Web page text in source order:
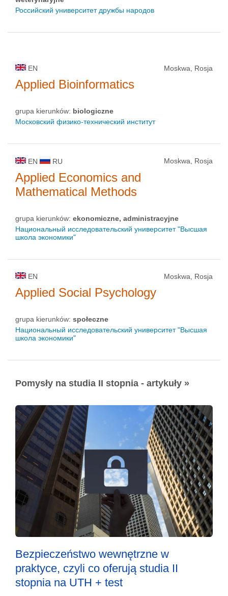
Российский университет дружбы народов
EN Moskwa, Rosja
Applied Bioinformatics
grupa kierunków: biologiczne
Московский физико-технический институт
EN RU Moskwa, Rosja
Applied Economics and
Mathematical Methods
grupa kierunków: ekonomiczne, administracyjne
Национальный исследовательский университет "Высшая
школа экономики"
EN Moskwa, Rosja
Applied Social Psychology
grupa kierunków: społeczne
Национальный исследовательский университет "Высшая
школа экономики"
Pomysły na studia II stopnia - artykuły »
Bezpieczeństwo wewnętrzne w
praktyce, czyli co oferują studia II
stopnia na UTH + test